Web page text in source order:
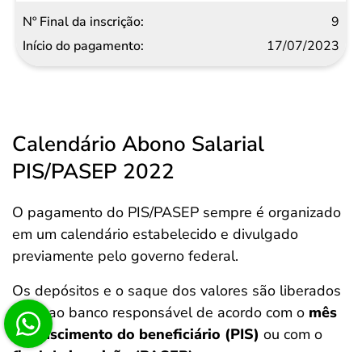
9
17/07/2023
Calendário Abono Salarial
PIS/PASEP 2022
O pagamento do PIS/PASEP sempre é organizado
em um calendário estabelecido e divulgado
previamente pelo governo federal.
Os depósitos e o saque dos valores são liberados
junto ao banco responsável de acordo com o mês
de nascimento do beneficiário (PIS) ou com o